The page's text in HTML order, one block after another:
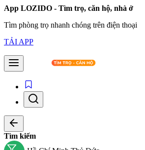
App LOZIDO - Tìm trọ, căn hộ, nhà ở
Tìm phòng trọ nhanh chóng trên điện thoại
TẢI APP
Tìm kiếm